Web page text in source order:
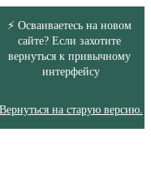
⚡ Осваиваетесь на новом
сайте? Если захотите
вернуться к привычному
интерфейсу
Вернуться на старую версию.